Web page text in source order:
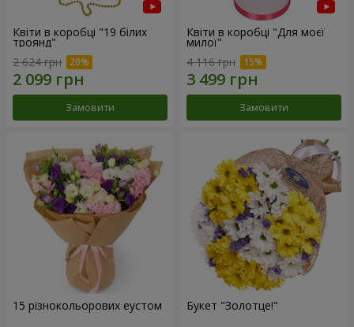
Квіти в коробці "19 білих
троянд"
2 624 грн
Замовити
Квіти в коробці "Для моєї
милої"
4 116 грн
Замовити
15 різнокольорових еустом Букет "Золотце!"